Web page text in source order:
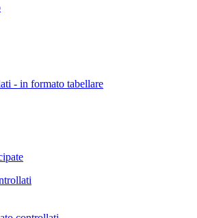
- in formato tabellare